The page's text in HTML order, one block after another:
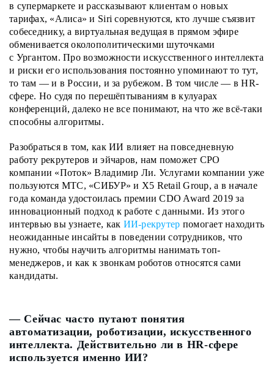
в супермаркете и рассказывают клиентам о новых
тарифах, «Алиса» и Siri соревнуются, кто лучше съязвит
собеседнику, а виртуальная ведущая в прямом эфире
обменивается околополитическими шуточками
с Ургантом. Про возможности искусственного интеллекта
и риски его использования постоянно упоминают то тут,
то там — и в России, и за рубежом. В том числе — в HR-
сфере. Но судя по перешёптываниям в кулуарах
конференций, далеко не все понимают, на что же всё-таки
способны алгоритмы.
Разобраться в том, как ИИ влияет на повседневную
работу рекрутеров и эйчаров, нам поможет CPO
компании «Поток» Владимир Ли. Услугами компании уже
пользуются МТС, «СИБУР» и X5 Retail Group, а в начале
года команда удостоилась премии CDO Award 2019 за
инновационный подход к работе с данными. Из этого
интервью вы узнаете, как ИИ-рекрутер помогает находить
неожиданные инсайты в поведении сотрудников, что
нужно, чтобы научить алгоритмы нанимать топ-
менеджеров, и как к звонкам роботов относятся сами
кандидаты.
— Сейчас часто путают понятия
автоматизации, роботизации, искусственного
интеллекта. Действительно ли в HR-сфере
используется именно ИИ?